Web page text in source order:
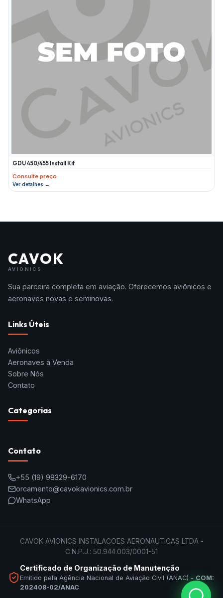
GDU 450/455 Install Kit
Consulte preço
Ver detalhes →
CAVOK
AVIONICS
Sua parceira completa em aviação. Oferecemos aviônicos e
aeronaves novas e seminovas.
Links Úteis
Aviônicos
Aeronaves à Venda
Sobre Nós
Contato
Categorias
Contato
+55 (19) 98329-6170
orcamento@cavokavionics.com.br
WhatsApp
CAVOK AVIONICS INSTALACOES AERONAUTICAS LTDA -
C.N.P.J.: 50.944.003/0001-51
Certificado de Organização de Manutenção
Emitido pela Agência Nacional de Aviação Civil (ANAC) - COM:
202408-02/ANAC